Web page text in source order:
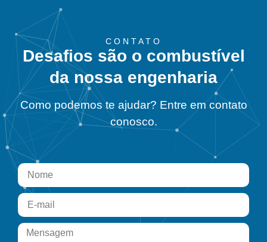
CONTATO
Desafios são o combustível
da nossa engenharia
Como podemos te ajudar? Entre em contato
conosco.